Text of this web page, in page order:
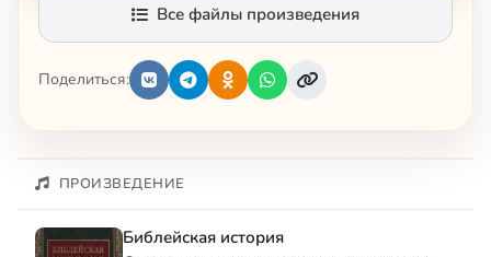
Все файлы произведения
Поделиться:
ПРОИЗВЕДЕНИЕ
Библейская история